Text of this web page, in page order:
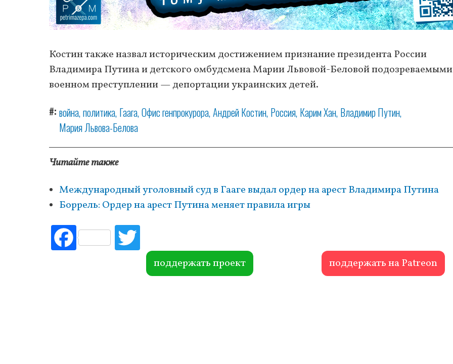
Костин также назвал историческим достижением признание президента России
Владимира Путина и детского омбудсмена Марии Львовой-Беловой
военном преступлении — депортации украинских детей.
# война политика Гаага Офис генпрокурора Андрей Костин Россия Карим Хан Владимир Путин
Мария Львова-Белова
Читайте также
Международный уголовный суд в Гааге выдал ордер на арест Владимира Путина
Боррель: Ордер на арест Путина меняет правила игры
Fac
ebo itte
r поддержать проект поддержать на Patreon